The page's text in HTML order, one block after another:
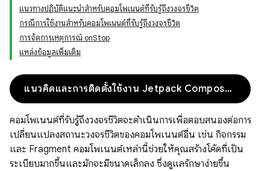
แนวทางปฏิบัติแนะนำสำหรับคอมโพเนนต์ที่รับรู้ถึงวงจรชีวิต
กรณีการใช้งานสำหรับคอมโพเนนต์ที่รับรู้ถึงวงจรชีวิต
การจัดการเหตุการณ์ onStop
แหล่งข้อมูลเพิ่มเติม
แนวคิดและการติดตั้งใช้งาน Jetpack Compose
คอมโพเนนต์ที่รับรู้ถึงวงจรชีวิตจะดำเนินการเพื่อตอบสนองต่อการ
เปลี่ยนแปลงสถานะวงจรชีวิตของคอมโพเนนต์อื่น เช่น กิจกรรม
และ Fragment คอมโพเนนต์เหล่านี้ช่วยให้คุณสร้างโค้ดที่เป็น
ระเบียบมากขึ้นและมักจะมีขนาดเล็กลง ซึ่งดูแลรักษาง่ายขึ้น